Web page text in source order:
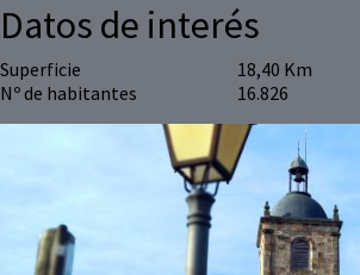
Datos de interés
Superficie
18,40 Km
Nº de habitantes
16.826